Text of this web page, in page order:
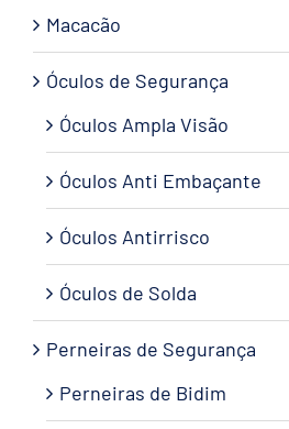
Macacão
Óculos de Segurança
Óculos Ampla Visão
Óculos Anti Embaçante
Óculos Antirrisco
Óculos de Solda
Perneiras de Segurança
Perneiras de Bidim